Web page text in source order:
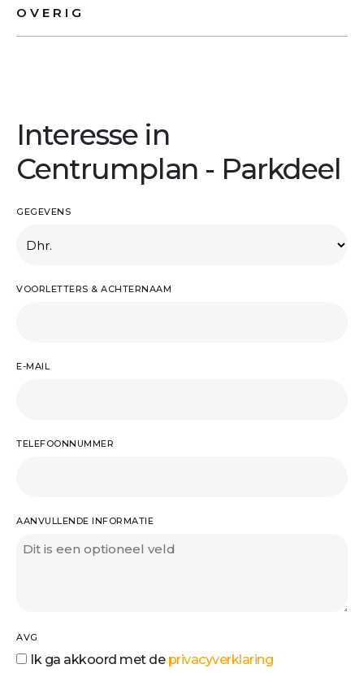
OVERIG
Interesse in
Centrumplan - Parkdeel
GEGEVENS
VOORLETTERS & ACHTERNAAM
E-MAIL
TELEFOONNUMMER
AANVULLENDE INFORMATIE
AVG
Ik ga akkoord met de privacyverklaring